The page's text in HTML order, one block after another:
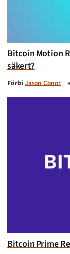
Bitcoin Motion
säkert?
Förbi Jason Conor
Bitcoin Prime